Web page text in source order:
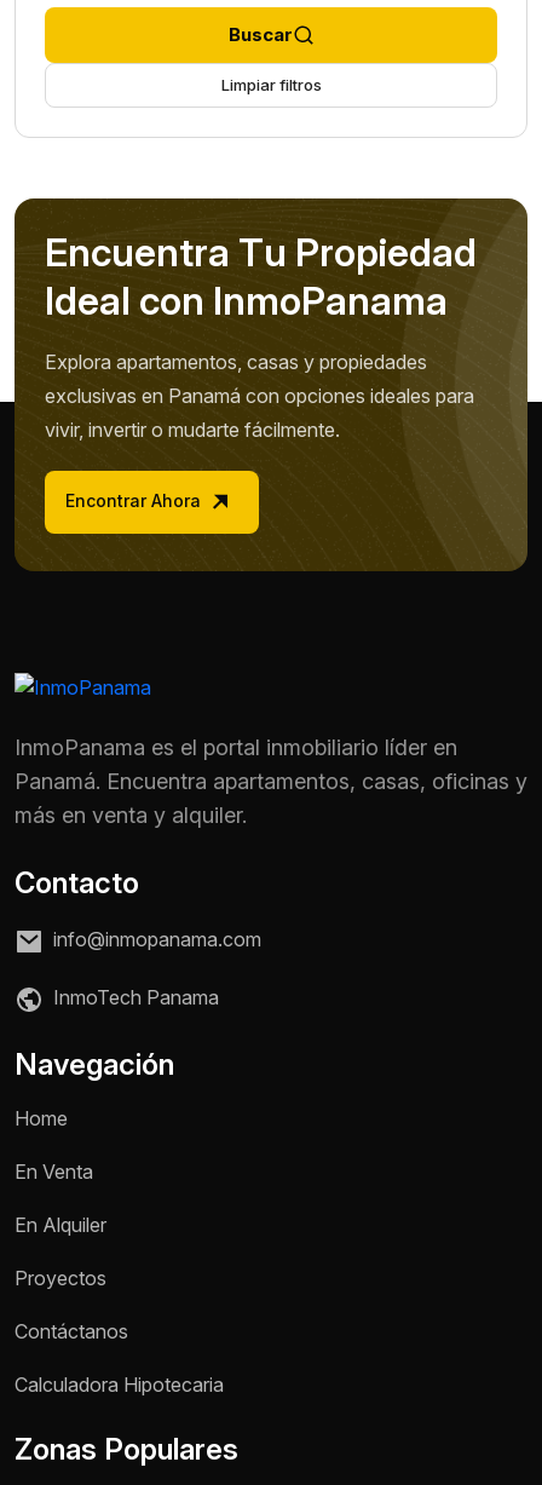
Teléfono / WhatsApp *
Buscar
Limpiar filtros
Encuentra Tu Propiedad
Ideal con InmoPanama
Explora apartamentos, casas y propiedades
exclusivas en Panamá con opciones ideales para
vivir, invertir o mudarte fácilmente.
Encontrar Ahora
InmoPanama es el portal inmobiliario líder en
Panamá. Encuentra apartamentos, casas, oficinas y
más en venta y alquiler.
Contacto
info@inmopanama.com
InmoTech Panama
Navegación
Home
En Venta
En Alquiler
Proyectos
Contáctanos
Calculadora Hipotecaria
Zonas Populares